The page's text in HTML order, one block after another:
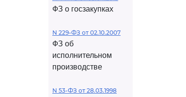
ФЗ о госзакупках
N 229-ФЗ от 02.10.2007
ФЗ об
исполнительном
производстве
N 53-ФЗ от 28.03.1998